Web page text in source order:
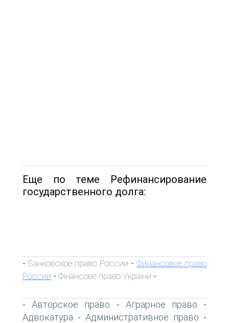
Еще по теме Рефинансирование
государственного долга:
- Банковское право России - Финансовое право
России - Фінансове право України -
-Авторское право - Аграрное право -
Адвокатура - Административное право -